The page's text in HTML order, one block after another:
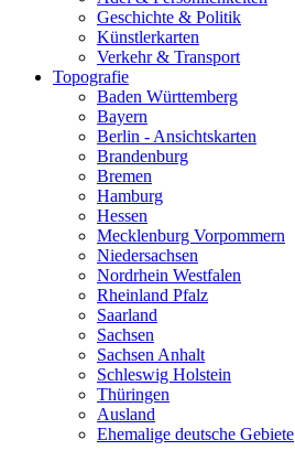
Geschichte & Politik
Künstlerkarten
Verkehr & Transport
Topografie
Baden Württemberg
Bayern
Berlin - Ansichtskarten
Brandenburg
Bremen
Hamburg
Hessen
Mecklenburg Vorpommern
Niedersachsen
Nordrhein Westfalen
Rheinland Pfalz
Saarland
Sachsen
Sachsen Anhalt
Schleswig Holstein
Thüringen
Ausland
Ehemalige deutsche Gebiete